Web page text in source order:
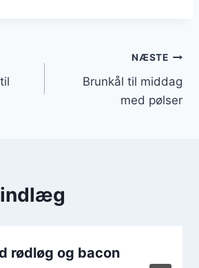
NÆSTE
Brunkål til middag
med pølser
rødløg og bacon